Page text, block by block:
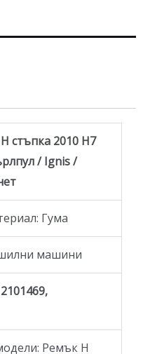
стъпка 2010 H7
/ Ignis /
Гума
машини
Ремък H